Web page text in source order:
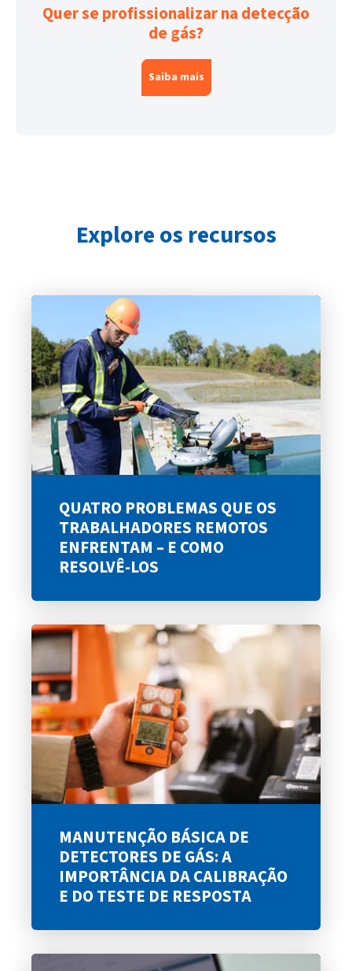
Quer se profissionalizar na detecção
de gás?
Saiba mais
Explore os recursos
QUATRO PROBLEMAS QUE OS
TRABALHADORES REMOTOS
ENFRENTAM – E COMO
RESOLVÊ-LOS
MANUTENÇÃO BÁSICA DE
DETECTORES DE GÁS: A
IMPORTÂNCIA DA CALIBRAÇÃO
E DO TESTE DE RESPOSTA